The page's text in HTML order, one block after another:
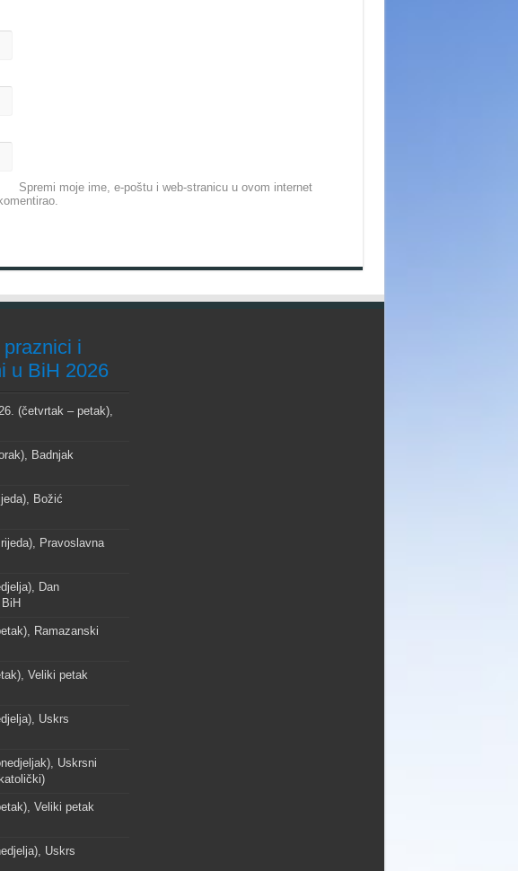
Spremi moje ime, e-poštu i web-stranicu u ovom internet
i
u BiH 2026
(četvrtak – petak),
Badnjak
Božić
Pravoslavna
Dan
Ramazanski
Veliki petak
Uskrs
Uskrsni
Veliki petak
Uskrs